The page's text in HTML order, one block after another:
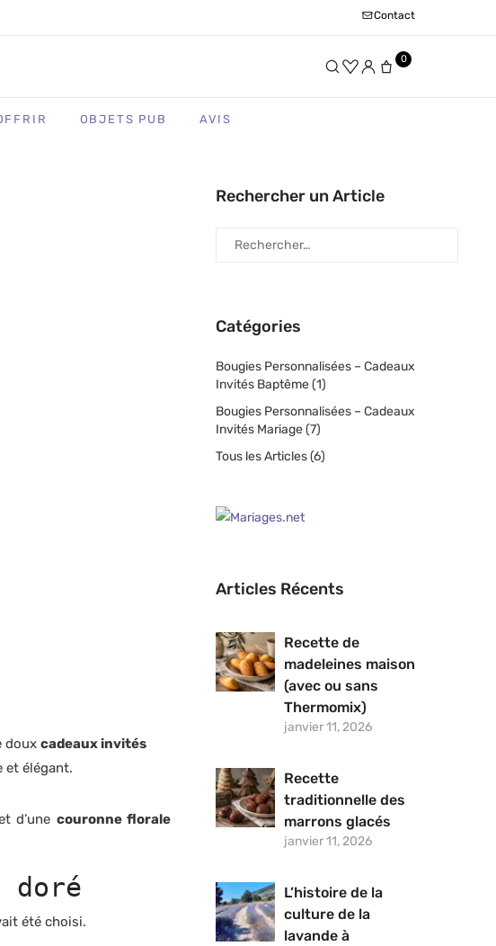
Contact
0
OBJETS PUB AVIS
doux cadeaux invités
et élégant.
d’une couronne florale
doré
été choisi.
Rechercher un Article
Catégories
Bougies Personnalisées – Cadeaux
Invités Baptême(1)
Bougies Personnalisées – Cadeaux
Invités Mariage(7)
Tous les Articles(6)
Articles Récents
Recette de
madeleines maison
(avec ou sans
Thermomix)
janvier 11, 2026
Recette
traditionnelle des
marrons glacés
janvier 11, 2026
L’histoire de la
culture de la
lavande à